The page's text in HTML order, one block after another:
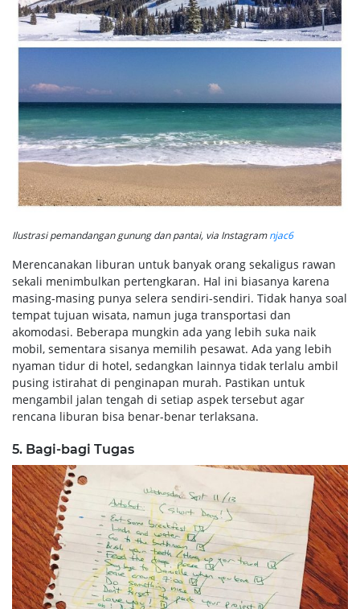
Ilustrasi pemandangan gunung dan pantai, via Instagramnjac6
Merencanakan liburan untuk banyak orang sekaligus rawan
sekali menimbulkan pertengkaran. Hal ini biasanya karena
masing-masing punya selera sendiri-sendiri. Tidak hanya soal
tempat tujuan wisata, namun juga transportasi dan
akomodasi. Beberapa mungkin ada yang lebih suka naik
mobil, sementara sisanya memilih pesawat. Ada yang lebih
nyaman tidur di hotel, sedangkan lainnya tidak terlalu ambil
pusing istirahat di penginapan murah. Pastikan untuk
mengambil jalan tengah di setiap aspek tersebut agar
rencana liburan bisa benar-benar terlaksana.
5. Bagi-bagi Tugas